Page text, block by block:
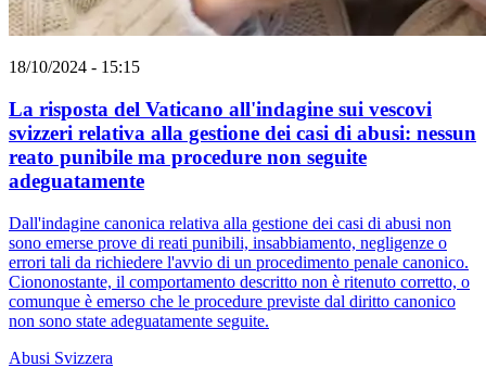
18/10/2024 - 15:15
La risposta del Vaticano all'indagine sui vescovi
svizzeri relativa alla gestione dei casi di abusi: nessun
reato punibile ma procedure non seguite
adeguatamente
Dall'indagine canonica relativa alla gestione dei casi di abusi non
sono emerse prove di reati punibili, insabbiamento, negligenze o
errori tali da richiedere l'avvio di un procedimento penale canonico.
Ciononostante, il comportamento descritto non è ritenuto corretto, o
comunque è emerso che le procedure previste dal diritto canonico
non sono state adeguatamente seguite.
Abusi Svizzera